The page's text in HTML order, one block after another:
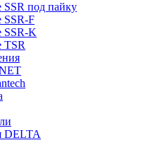
SSR под пайку
SSR-F
SSR-K
TSR
DELTA